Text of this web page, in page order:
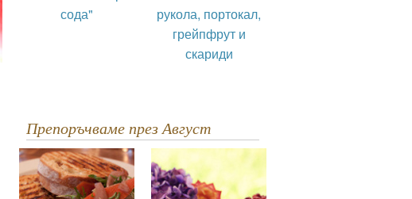
сода"
рукола, портокал,
грейпфрут и
скариди
Препоръчваме през Август